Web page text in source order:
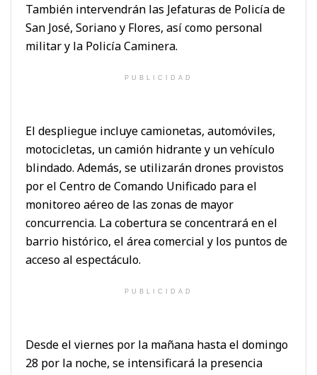
También intervendrán las Jefaturas de Policía de
San José, Soriano y Flores, así como personal
militar y la Policía Caminera.
PUBLICIDAD
El despliegue incluye camionetas, automóviles,
motocicletas, un camión hidrante y un vehículo
blindado. Además, se utilizarán drones provistos
por el Centro de Comando Unificado para el
monitoreo aéreo de las zonas de mayor
concurrencia. La cobertura se concentrará en el
barrio histórico, el área comercial y los puntos de
acceso al espectáculo.
PUBLICIDAD
Desde el viernes por la mañana hasta el domingo
28 por la noche, se intensificará la presencia